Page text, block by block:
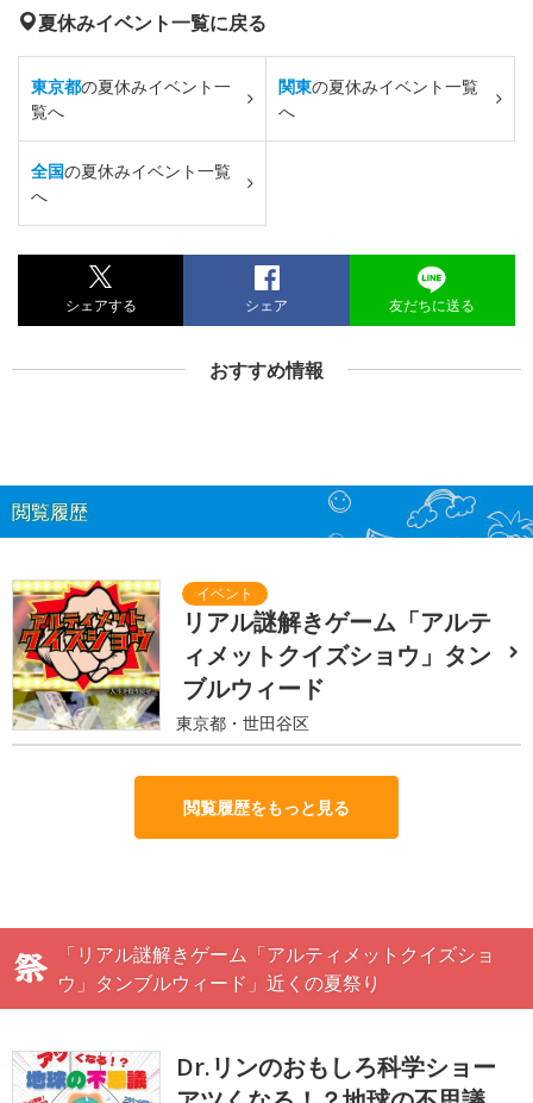
夏休みイベント一覧に戻る
東京都の夏休みイベント一
覧へ
関東の夏休みイベント一覧
へ
全国の夏休みイベント一覧
へ
シェアする シェア 友だちに送る
おすすめ情報
閲覧履歴
リアル謎解きゲーム「アルテ
ィメットクイズショウ」タン
ブルウィード
東京都・世田谷区
閲覧履歴をもっと見る
「リアル謎解きゲーム「アルティメットクイズショ
ウ」タンブルウィード」近くの夏祭り
Dr.リンのおもしろ科学ショー